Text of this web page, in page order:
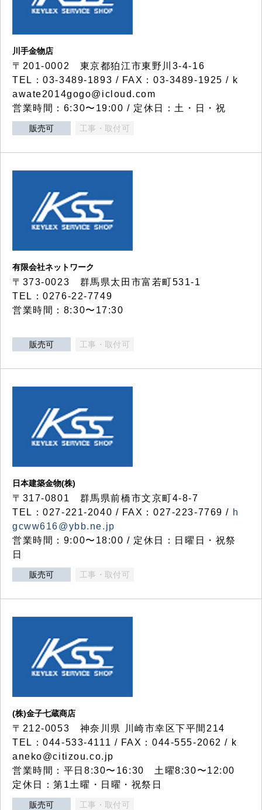
川手金物店
〒201-0002 東京都狛江市東野川3-4-16
TEL：03-3489-1893 / FAX：03-3489-1925 / k
awate2014gogo@icloud.com
営業時間：6:30〜19:00 / 定休日：土・日・祝
販売可 工事・取付可
有限会社ネットワーク
〒373-0023 群馬県太田市富若町531-1
TEL：0276-22-7749
営業時間：8:30〜17:30
販売可 工事・取付可
日本建築金物(株)
〒317‐0801 群馬県前橋市文京町4-8-7
TEL：027-221-2040 / FAX：027-223-7769 / h
gcww616@ybb.ne.jp
営業時間：9:00〜18:00 / 定休日：日曜日・祝祭
日
販売可 工事・取付可
(株)金子七蔵商店
〒212-0053 神奈川県 川崎市幸区下平間214
TEL：044-533-4111 / FAX：044-555-2062 / k
aneko@citizou.co.jp
営業時間：平日8:30〜16:30 土曜8:30〜12:00
定休日：第1土曜・日曜・祝祭日
販売可 工事・取付可